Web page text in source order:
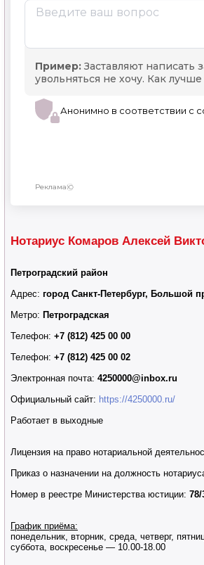
Нотариус Комаров Алексей
Петроградский район
Адрес: город Санкт-Петербург, Большой
Метро: Петроградская
Телефон: +7 (812) 425 00 00
Телефон: +7 (812) 425 00 02
Электронная почта: 4250000@inbox.ru
Официальный сайт: https://4250000.ru/
Работает в выходные
Лицензия на право нотариальной
Приказ о назначении на должность
Номер в реестре Министерства юстиции: 78/
График приёма:
понедельник, вторник, среда, четверг,
суббота, воскресенье — 10.00-18.00